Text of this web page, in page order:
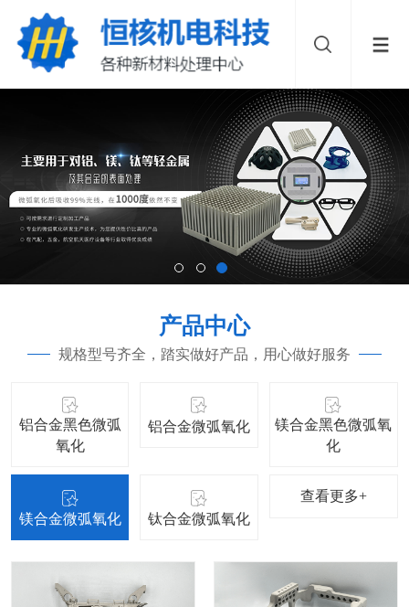
产品中心
规格型号齐全，踏实做好产品，用心做好服务
铝合金黑色微弧
氧化
铝合金微弧氧化
镁合金黑色微弧氧
化
镁合金微弧氧化 钛合金微弧氧化
查看更多+